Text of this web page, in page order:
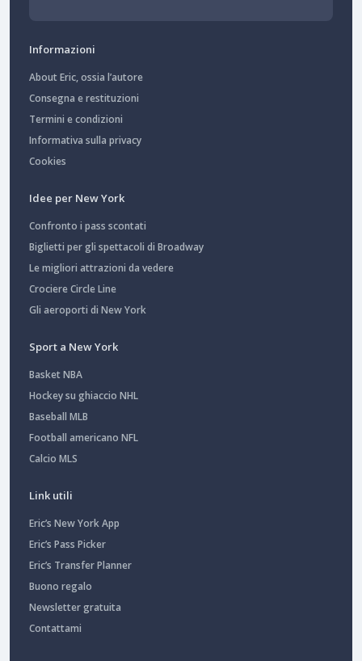
Informazioni
About Eric, ossia l’autore
Consegna e restituzioni
Termini e condizioni
Informativa sulla privacy
Cookies
Idee per New York
Confronto i pass scontati
Biglietti per gli spettacoli di Broadway
Le migliori attrazioni da vedere
Crociere Circle Line
Gli aeroporti di New York
Sport a New York
Basket NBA
Hockey su ghiaccio NHL
Baseball MLB
Football americano NFL
Calcio MLS
Link utili
Eric’s New York App
Eric’s Pass Picker
Eric’s Transfer Planner
Buono regalo
Newsletter gratuita
Contattami